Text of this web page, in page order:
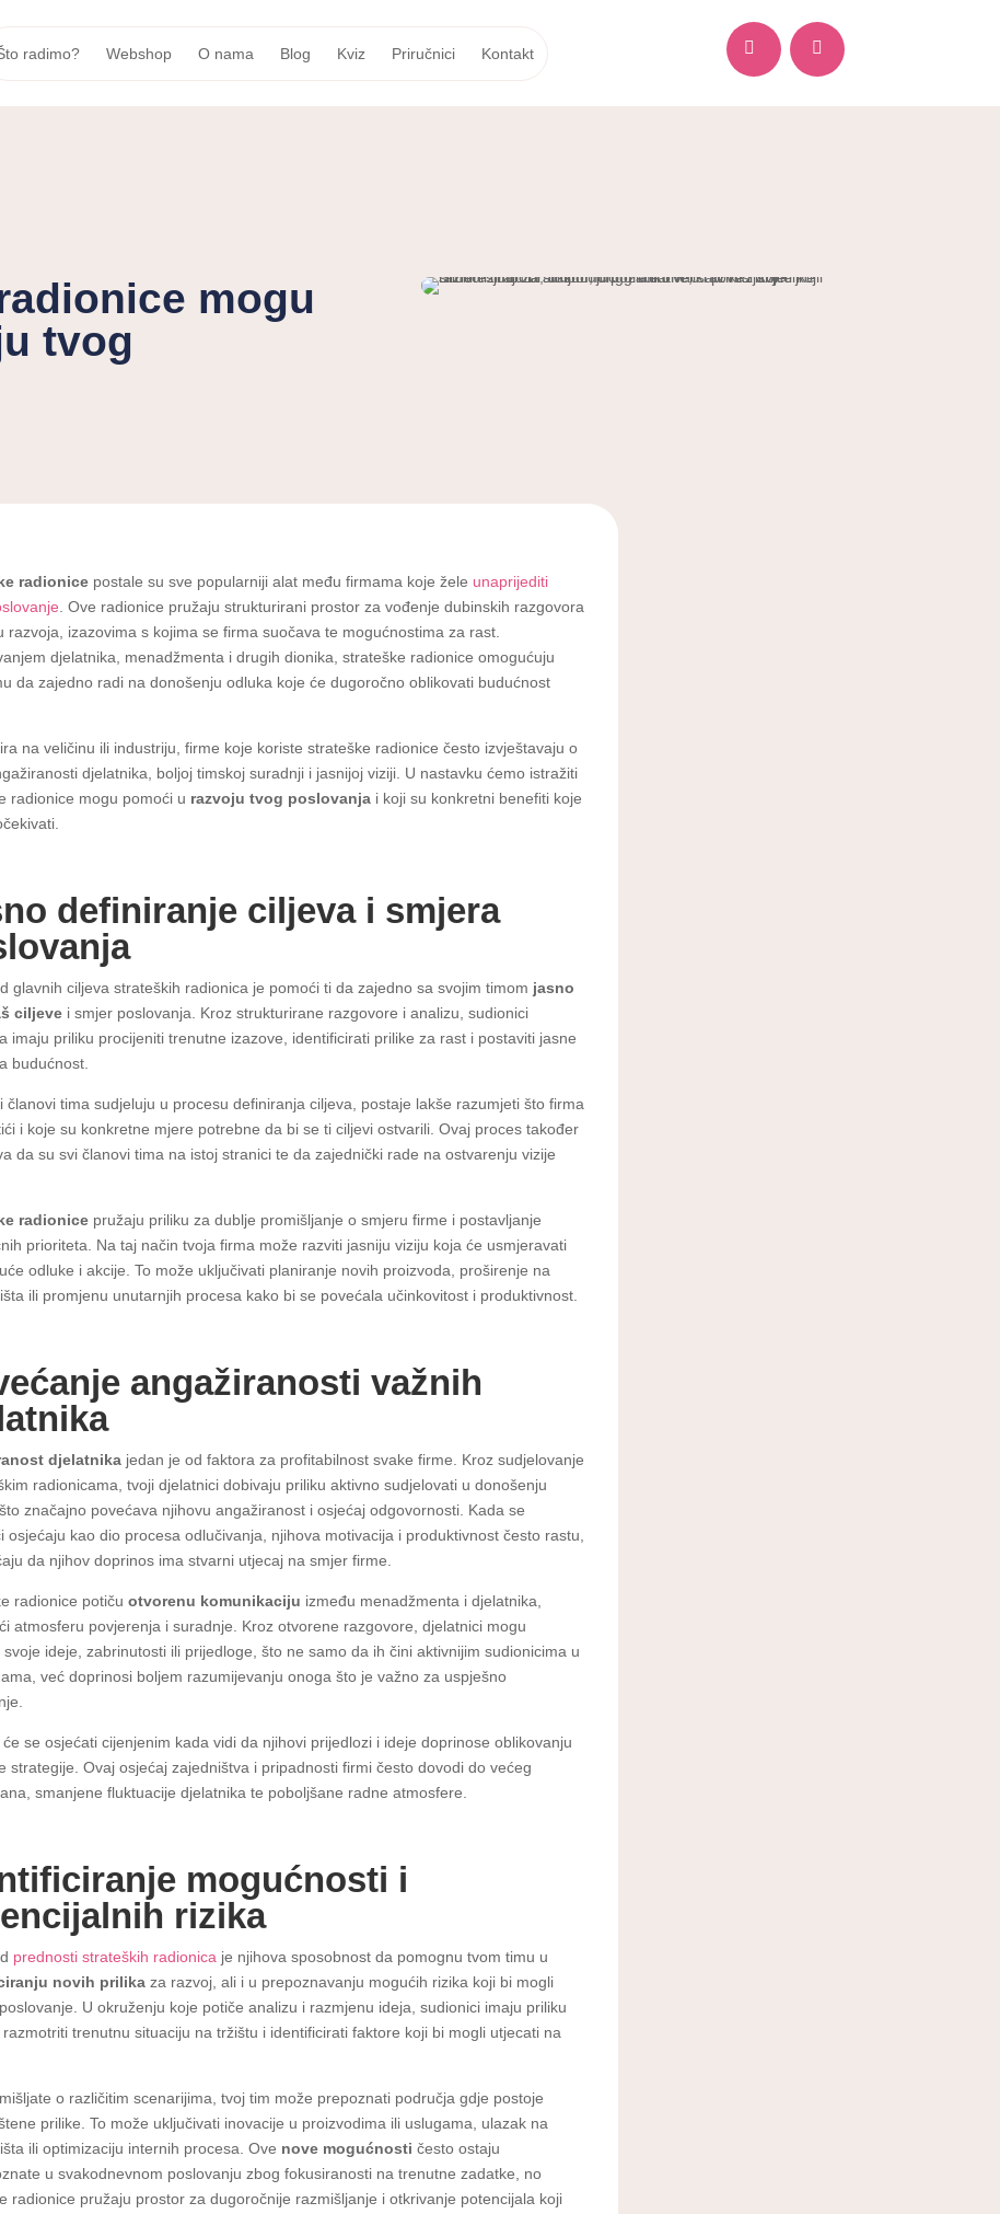
radimo? Webshop O nama Blog Kviz Priručnici Kontakt  
mogu
tvog
radionice postale su sve popularniji alat među firmama koje žele unaprijediti
. Ove radionice pružaju strukturirani prostor za vođenje dubinskih razgovora
razvoja, izazovima s kojima se firma suočava te mogućnostima za rast.
djelatnika, menadžmenta i drugih dionika, strateške radionice omogućuju
da zajedno radi na donošenju odluka koje će dugoročno oblikovati budućnost
na veličinu ili industriju, firme koje koriste strateške radionice često izvještavaju o
djelatnika, boljoj timskoj suradnji i jasnijoj viziji. U nastavku ćemo istražiti
radionice mogu pomoći u razvoju tvog poslovanja i koji su konkretni benefiti koje
definiranje ciljeva i smjera
glavnih ciljeva strateških radionica je pomoći ti da zajedno sa svojim timom jasno
ciljeve i smjer poslovanja. Kroz strukturirane razgovore i analizu, sudionici
imaju priliku procijeniti trenutne izazove, identificirati prilike za rast i postaviti jasne
budućnost.
članovi tima sudjeluju u procesu definiranja ciljeva, postaje lakše razumjeti što firma
i koje su konkretne mjere potrebne da bi se ti ciljevi ostvarili. Ovaj proces također
da su svi članovi tima na istoj stranici te da zajednički rade na ostvarenju vizije
radionice pružaju priliku za dublje promišljanje o smjeru firme i postavljanje
prioriteta. Na taj način tvoja firma može razviti jasniju viziju koja će usmjeravati
odluke i akcije. To može uključivati planiranje novih proizvoda, proširenje na
ili promjenu unutarnjih procesa kako bi se povećala učinkovitost i produktivnost.
angažiranosti važnih
djelatnika jedan je od faktora za profitabilnost svake firme. Kroz sudjelovanje
radionicama, tvoji djelatnici dobivaju priliku aktivno sudjelovati u donošenju
značajno povećava njihovu angažiranost i osjećaj odgovornosti. Kada se
osjećaju kao dio procesa odlučivanja, njihova motivacija i produktivnost često rastu,
da njihov doprinos ima stvarni utjecaj na smjer firme.
radionice potičuotvorenu komunikaciju između menadžmenta i djelatnika,
atmosferu povjerenja i suradnje. Kroz otvorene razgovore, djelatnici mogu
svoje ideje, zabrinutosti ili prijedloge, što ne samo da ih čini aktivnijim sudionicima u
već doprinosi boljem razumijevanju onoga što je važno za uspješno
se osjećati cijenjenim kada vidi da njihovi prijedlozi i ideje doprinose oblikovanju
strategije. Ovaj osjećaj zajedništva i pripadnosti firmi često dovodi do većeg
smanjene fluktuacije djelatnika te poboljšane radne atmosfere.
mogućnosti i
rizika
prednosti strateških radionica je njihova sposobnost da pomognu tvom timu u
novih prilika za razvoj, ali i u prepoznavanju mogućih rizika koji bi mogli
U okruženju koje potiče analizu i razmjenu ideja, sudionici imaju priliku
trenutnu situaciju na tržištu i identificirati faktore koji bi mogli utjecati na
o različitim scenarijima, tvoj tim može prepoznati područja gdje postoje
prilike. To može uključivati inovacije u proizvodima ili uslugama, ulazak na
ili optimizaciju internih procesa. Ove nove mogućnosti često ostaju
u svakodnevnom poslovanju zbog fokusiranosti na trenutne zadatke, no
radionice pružaju prostor za dugoročnije razmišljanje i otkrivanje potencijala koji